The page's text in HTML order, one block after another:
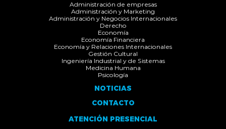
Administración de empresas
Administración y Marketing
Administración y Negocios Internacionales
Derecho
Economía
Economía Financiera
Economía y Relaciones Internacionales
Gestión Cultural
Ingeniería Industrial y de Sistemas
Medicina Humana
Psicología
NOTICIAS
CONTACTO
ATENCIÓN PRESENCIAL